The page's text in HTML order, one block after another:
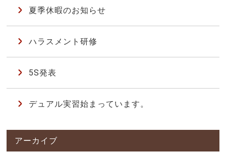
夏季休暇のお知らせ
ハラスメント研修
5S発表
デュアル実習始まっています。